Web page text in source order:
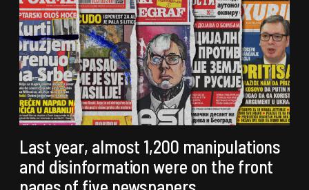
Last year, almost 1,200 manipulations
and disinformation were on the front